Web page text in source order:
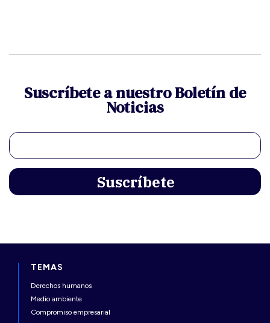
Suscríbete a nuestro Boletín de
Noticias
TEMAS
Derechos humanos
Medio ambiente
Compromiso empresarial